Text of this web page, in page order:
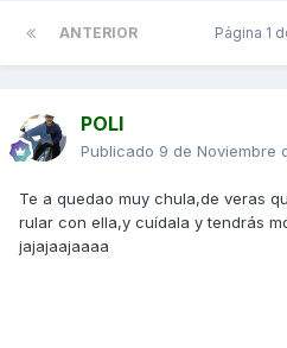
ANTERIOR Página 1
POLI
Publicado 9 de Noviembre
Te a quedao muy chula,de veras
rular con ella,y cuídala y tendrás
jajajaajaaaa